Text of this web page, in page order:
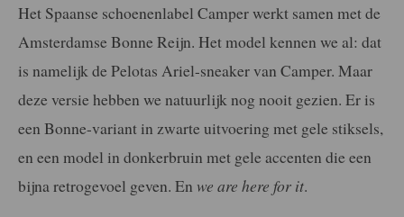
Het Spaanse schoenenlabel Camper werkt samen met de
Amsterdamse Bonne Reijn. Het model kennen we al: dat
is namelijk de Pelotas Ariel-sneaker van Camper. Maar
deze versie hebben we natuurlijk nog nooit gezien. Er is
een Bonne-variant in zwarte uitvoering met gele stiksels,
en een model in donkerbruin met gele accenten die een
bijna retrogevoel geven. En we are here for it.